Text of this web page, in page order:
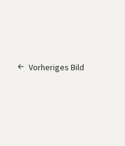
Vorheriges Bild